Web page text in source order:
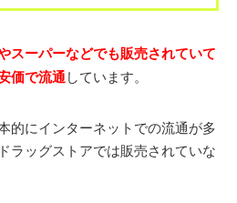
スーパーなどでも販売されていて
価で流通しています。
的にインターネットでの流通が多
ラッグストアでは販売されていな